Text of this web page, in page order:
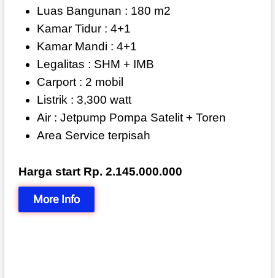
Luas Bangunan : 180 m2
Kamar Tidur : 4+1
Kamar Mandi : 4+1
Legalitas : SHM + IMB
Carport : 2 mobil
Listrik : 3,300 watt
Air : Jetpump Pompa Satelit + Toren
Area Service terpisah
Harga start Rp. 2.145.000.000
More Info